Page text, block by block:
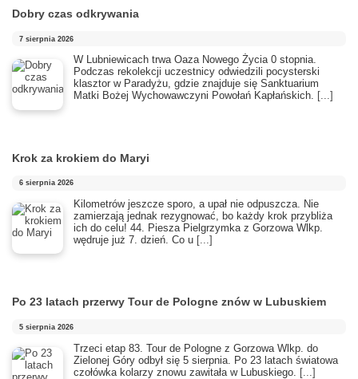
Dobry czas odkrywania
7 sierpnia 2026
​W Lubniewicach trwa Oaza Nowego Życia 0 stopnia.
Podczas rekolekcji uczestnicy odwiedzili pocysterski
klasztor w Paradyżu, gdzie znajduje się Sanktuarium
Matki Bożej Wychowawczyni Powołań Kapłańskich. [...]
Krok za krokiem do Maryi
6 sierpnia 2026
Kilometrów jeszcze sporo, a upał nie odpuszcza. Nie
zamierzają jednak rezygnować, bo każdy krok przybliża
ich do celu! 44. Piesza Pielgrzymka z Gorzowa Wlkp.
wędruje już 7. dzień. Co u [...]
Po 23 latach przerwy Tour de Pologne znów w Lubuskiem
5 sierpnia 2026
Trzeci etap 83. Tour de Pologne z Gorzowa Wlkp. do
Zielonej Góry odbył się 5 sierpnia. Po 23 latach światowa
czołówka kolarzy znowu zawitała w Lubuskiego. [...]